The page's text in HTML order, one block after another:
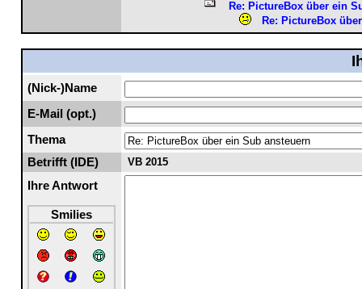
Re: PictureBox über ein
Re: PictureBox
(Nick-)Name
E-Mail (opt.)
Thema
Betrifft (IDE)
VB 2015
Ihre Antwort
Smilies